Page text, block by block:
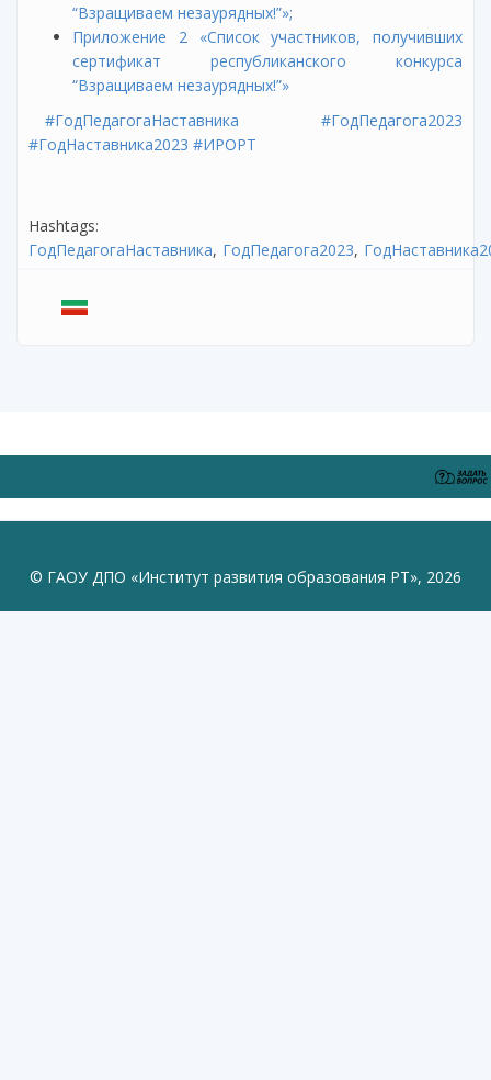
“Взращиваем незаурядных!”»;
Приложение 2 «Список участников, получивших
сертификат республиканского конкурса
“Взращиваем незаурядных!”»
#ГодПедагогаНаставника
#ГодПедагога2023
#ГодНаставника2023 #ИРОРТ
Hashtags:
ГодПедагогаНаставника ГодПедагога2023
© ГАОУ ДПО «Институт развития образования РТ», 2026